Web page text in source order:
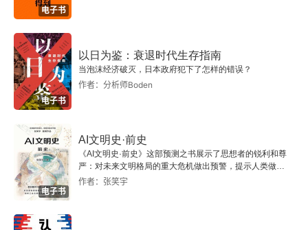
第十七章 常见原虫病的临床护理
第三篇 线虫病
第十八章 蛔虫病
第二十章 蛲虫病
第二十一章 钩虫病
第二十二章 粪类圆线虫病
电子书
电子书
以日为鉴：衰退时代生存指南
当泡沫经济破灭，日本政府犯下了怎样的错误？
作者：分析师Boden
电子书
AI文明史·前史
《AI文明史·前史》这部预测之书展示了思想者的锐利和尊
严：对未来文明格局的重大危机做出预警，提示人类做出
智慧的选择。
作者：张笑宇